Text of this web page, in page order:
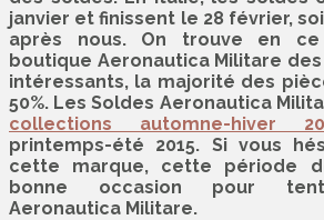
janvier et finissent le 28 février,
après nous. On trouve en
boutique Aeronautica Militare
intéressants, la majorité des
50%. Les Soldes Aeronautica
collections automne-hiver
printemps-été 2015. Si vous
cette marque, cette période
bonne occasion pour
Aeronautica Militare.